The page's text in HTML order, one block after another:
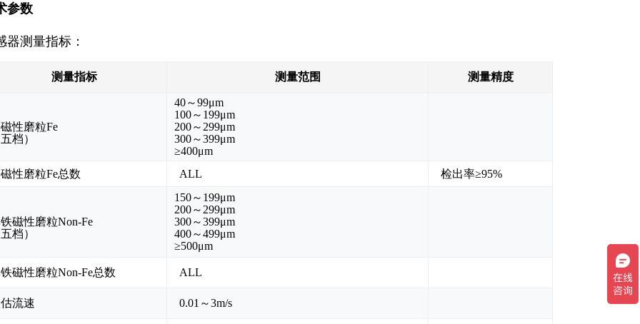
参数
器测量指标：
测量指标 测量范围 测量精度
性磨粒Fe
档）
40～99μm
100～199μm
200～299μm
300～399μm
≥400μm
性磨粒Fe总数
ALL 检出率≥95%
磁性磨粒Non-Fe
档）
150～199μm
200～299μm
300～399μm
400～499μm
≥500μm
磁性磨粒Non-Fe总数 ALL
流速 0.01～3m/s